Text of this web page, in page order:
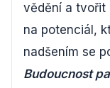
vědění a tvořit
na potenciál,
nadšením se
Budoucnost